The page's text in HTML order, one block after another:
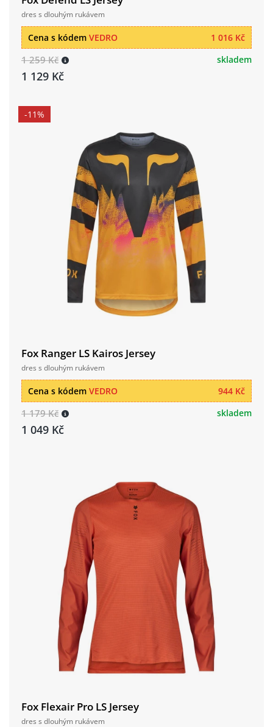
dres s dlouhým rukávem
1 016 Kč
Cena s kódem VEDRO
1 259 Kč
1 129 Kč
skladem
-11%
Fox Ranger LS Kairos Jersey
dres s dlouhým rukávem
944 Kč
Cena s kódem VEDRO
1 179 Kč
1 049 Kč
skladem
Fox Flexair Pro LS Jersey
dres s dlouhým rukávem